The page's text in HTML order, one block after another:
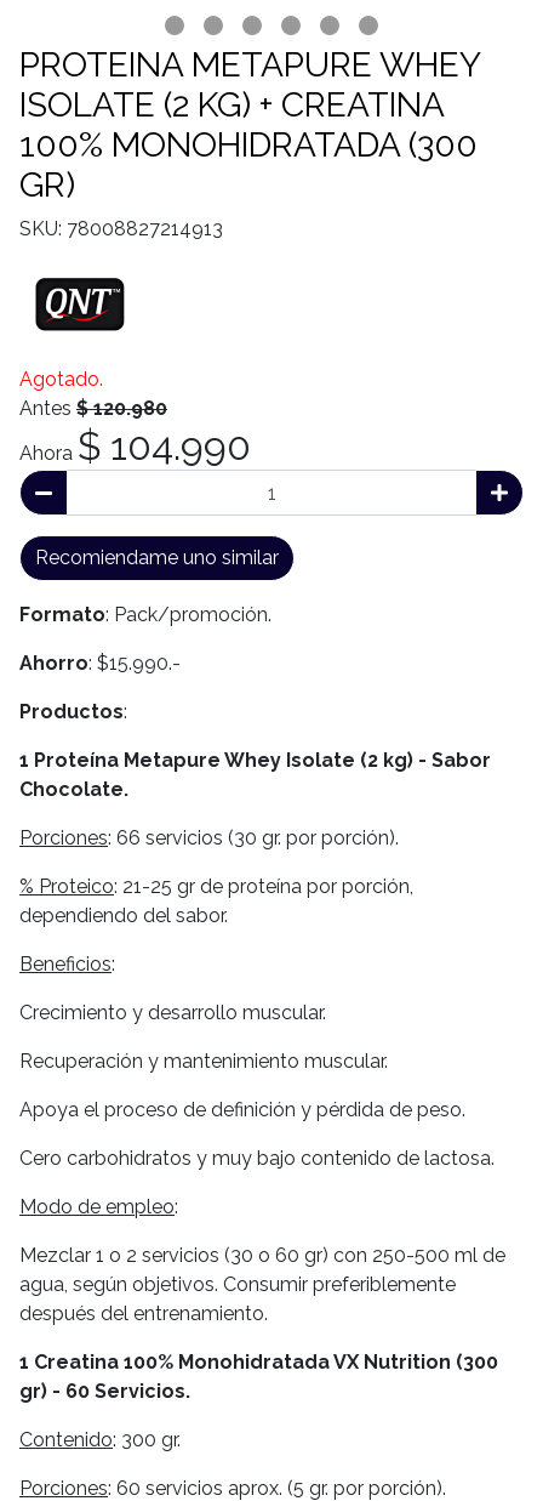
PROTEINA METAPURE WHEY
ISOLATE (2 KG) + CREATINA
100% MONOHIDRATADA (300
GR)
SKU: 78008827214913
Agotado.
Antes $ 120.980
Ahora $ 104.990
Recomiendame uno similar
Formato: Pack/promoción.
Ahorro: $15.990.-
Productos:
1 Proteína Metapure Whey Isolate (2 kg) - Sabor
Chocolate.
Porciones: 66 servicios (30 gr. por porción).
% Proteico: 21-25 gr de proteína por porción,
dependiendo del sabor.
Beneficios:
Crecimiento y desarrollo muscular.
Recuperación y mantenimiento muscular.
Apoya el proceso de definición y pérdida de peso.
Cero carbohidratos y muy bajo contenido de lactosa.
Modo de empleo:
Mezclar 1 o 2 servicios (30 o 60 gr) con 250-500 ml de
agua, según objetivos. Consumir preferiblemente
después del entrenamiento.
1 Creatina 100% Monohidratada VX Nutrition (300
gr) - 60 Servicios.
Contenido: 300 gr.
Porciones: 60 servicios aprox. (5 gr. por porción).